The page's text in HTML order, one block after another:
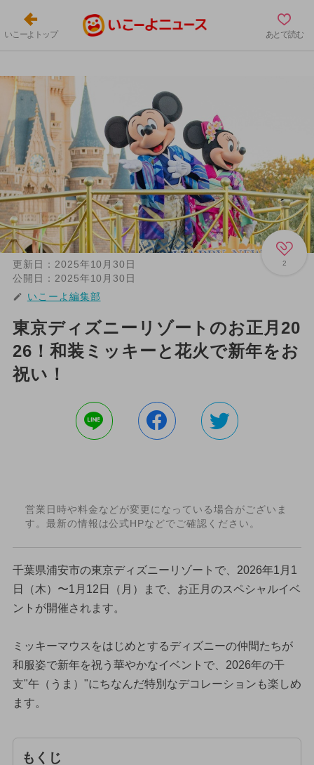
いこーよトップ あとで読む
2
更新日： 2025年10月30日
公開日： 2025年10月30日
いこーよ編集部
東京ディズニーリゾートのお正月20
26！和装ミッキーと花火で新年をお
祝い！
営業日時や料金などが変更になっている場合がございま
す。最新の情報は公式HPなどでご確認ください。
千葉県浦安市の東京ディズニーリゾートで、2026年1月1
日（木）〜1月12日（月）まで、お正月のスペシャルイベ
ントが開催されます。
ミッキーマウスをはじめとするディズニーの仲間たちが
和服姿で新年を祝う華やかなイベントで、2026年の干
支"午（うま）"にちなんだ特別なデコレーションも楽しめ
ます。
もくじ